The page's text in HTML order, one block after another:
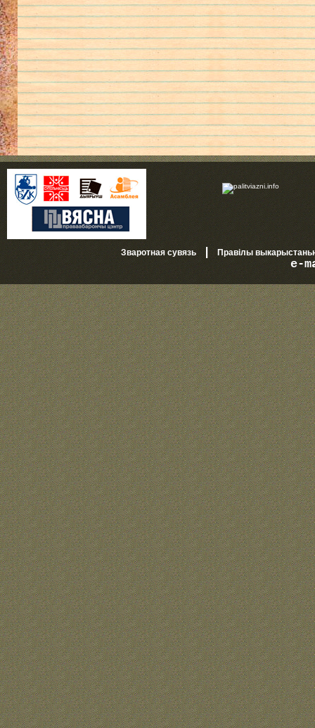
Зваротная сувязь|Правілы
e-